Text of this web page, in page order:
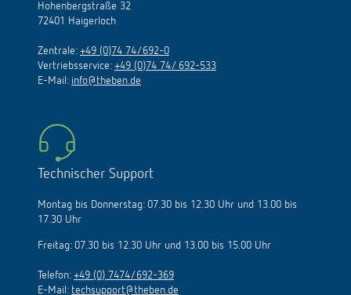
Hohenbergstraße 32
72401 Haigerloch
Zentrale: +49 (0)74 74/692-0
Vertriebsservice: +49 (0)74 74/ 692-533
E-Mail: info@theben.de
Technischer Support
Montag bis Donnerstag: 07.30 bis 12.30 Uhr und 13.00 bis
17.30 Uhr
Freitag: 07.30 bis 12.30 Uhr und 13.00 bis 15.00 Uhr
Telefon: +49 (0) 7474/692-369
E-Mail: techsupport@theben.de